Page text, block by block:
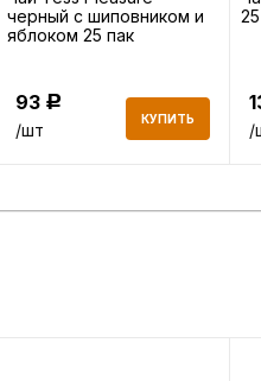
черный с шиповником и
яблоком 25 пак
93 Р
/шт
КУПИТЬ
/